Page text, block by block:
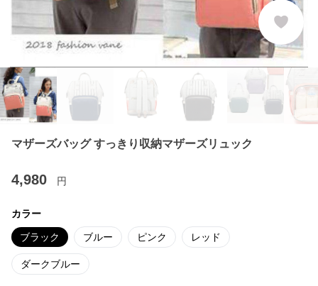
マザーズバッグ すっきり収納マザーズリュック
4,980 円
カラー
ブラック ブルー ピンク レッド
ダークブルー